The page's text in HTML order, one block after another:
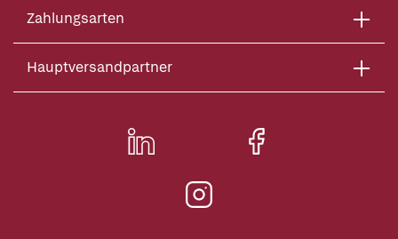
Zahlungsarten
Hauptversandpartner